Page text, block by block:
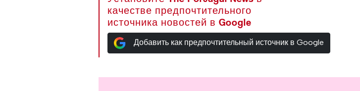
качестве предпочтительного
источника новостей в Google
Добавить как предпочтительный источник в Google